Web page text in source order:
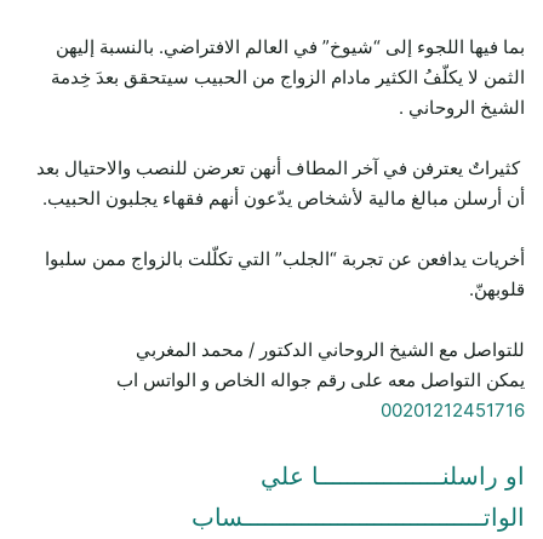
بما فيها اللجوء إلى “شيوخ” في العالم الافتراضي. بالنسبة إليهن
الثمن لا يكلّفُ الكثير مادام الزواج من الحبيب سيتحقق بعدَ خِدمة
الشيخ الروحاني .
كثيراتٌ يعترفن في آخر المطاف أنهن تعرضن للنصب والاحتيال بعد
أن أرسلن مبالغ مالية لأشخاص يدّعون أنهم فقهاء يجلبون الحبيب.
أخريات يدافعن عن تجربة “الجلب” التي تكلّلت بالزواج ممن سلبوا
قلوبهنّ.
للتواصل مع الشيخ الروحاني الدكتور / محمد المغربي
يمكن التواصل معه على رقم جواله الخاص و الواتس اب
00201212451716
او راسلنـــــــــــــــــا علي
الواتـــــــــــــــــــــــــــــــــساب